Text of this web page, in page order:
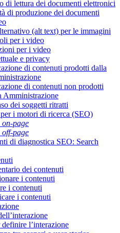
di lettura dei documenti elettronici
di produzione dei documenti
(alt text) per le immagini
per i video
per i video
e privacy
di contenuti prodotti dalla
di contenuti non prodotti
Amministrazione
dei soggetti ritratti
i motori di ricerca (SEO)
on-page
off-page
di diagnostica SEO: Search
dei contenuti
i contenuti
i contenuti
i contenuti
l’interazione